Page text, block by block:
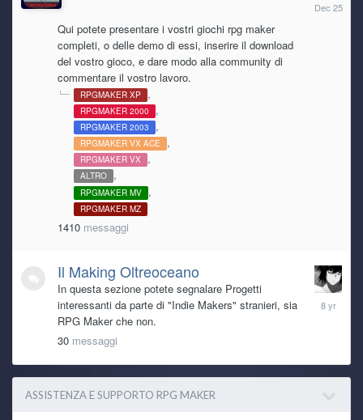
Mai caricate demo in vita mia, aspettavo sempre di
proporre qualcosa di concluso, ma a sto giro:
ndiexpo.net/it/games/deep-darkness-2
Ryoku
Preso dalla foga della conservazione, ho caricato la demo
di Deep Darkness 2
Ghost Rider
steveme scars... ehmm... we techno
TecnoNinja
Ghost Rider 30 June 7:55 AM
Ryoku
Qui potete presentare i vostri giochi rpg maker
completi, o delle demo di essi, inserire il download
del vostro gioco, e dare modo alla community di
commentare il vostro lavoro.
RPGMAKER XP
RPGMAKER 2000
RPGMAKER 2003
RPGMAKER VX ACE
RPGMAKER VX
ALTRO
RPGMAKER MV
RPGMAKER MZ
1410 messaggi
25,
Il Making Oltreoceano
In questa sezione potete segnalare Progetti
interessanti da parte di "Indie Makers" stranieri, sia
RPG Maker che non.
30 messaggi
July
23,
ASSISTENZA E SUPPORTO RPG MAKER